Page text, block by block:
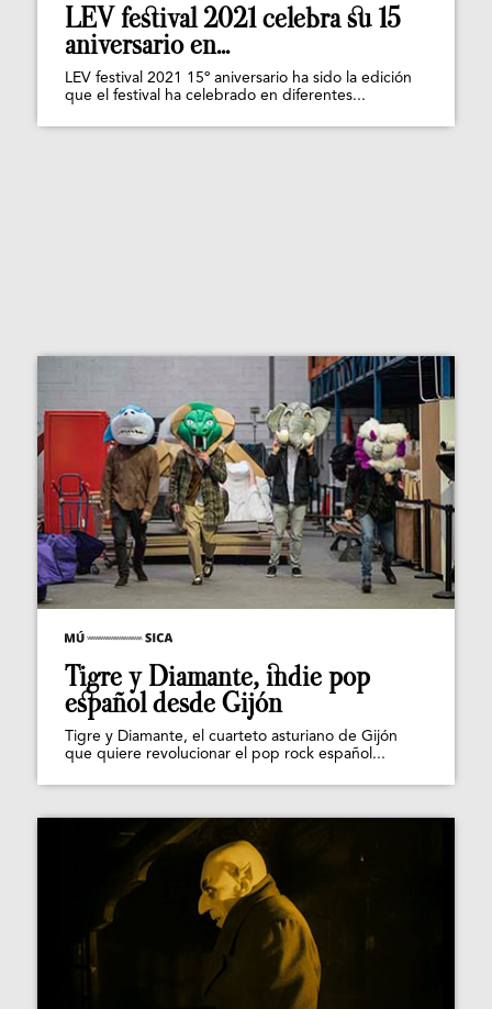
LEV festival 2021 celebra su 15
aniversario en...
LEV festival 2021 15º aniversario ha sido la edición
que el festival ha celebrado en diferentes...
Tigre y Diamante, indie pop
español desde Gijón
Tigre y Diamante, el cuarteto asturiano de Gijón
que quiere revolucionar el pop rock español...